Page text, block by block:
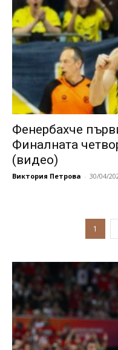
Фенербахче
Финалната
(видео)
Виктория Петрова - 30/04/
1